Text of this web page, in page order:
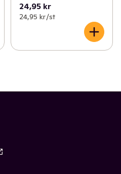
24,95 kr
24,95 kr /st